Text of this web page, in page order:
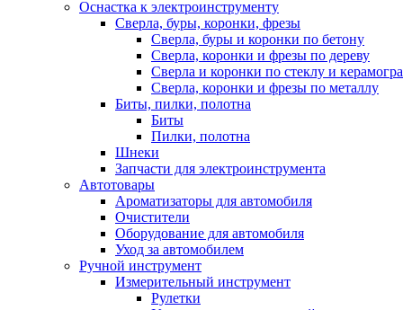
Оснастка к электроинструменту
Сверла, буры, коронки, фрезы
Сверла, буры и коронки по бетону
Сверла, коронки и фрезы по дереву
Сверла и коронки по стеклу и
Сверла, коронки и фрезы по металлу
Биты, пилки, полотна
Биты
Пилки, полотна
Шнеки
Запчасти для электроинструмента
Автотовары
Ароматизаторы для автомобиля
Очистители
Оборудование для автомобиля
Уход за автомобилем
Ручной инструмент
Измерительный инструмент
Рулетки